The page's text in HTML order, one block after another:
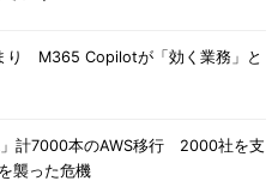
り M365 Copilotが「効く業務」と
」計7000本のAWS移行 2000社を支
襲った危機